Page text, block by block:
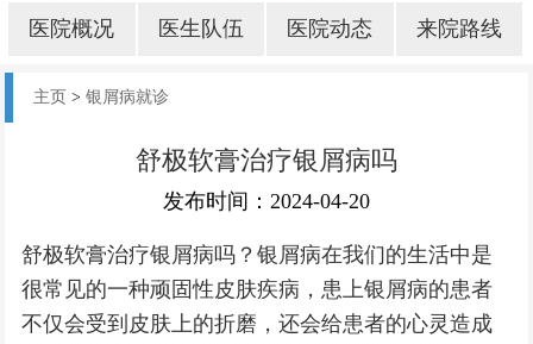
银屑病护理
医院概况 医生队伍 医院动态 来院路线
主页 >银屑病就诊
舒极软膏治疗银屑病吗
发布时间：2024-04-20
舒极软膏治疗银屑病吗？银屑病在我们的生活中是
很常见的一种顽固性皮肤疾病，患上银屑病的患者
不仅会受到皮肤上的折磨，还会给患者的心灵造成